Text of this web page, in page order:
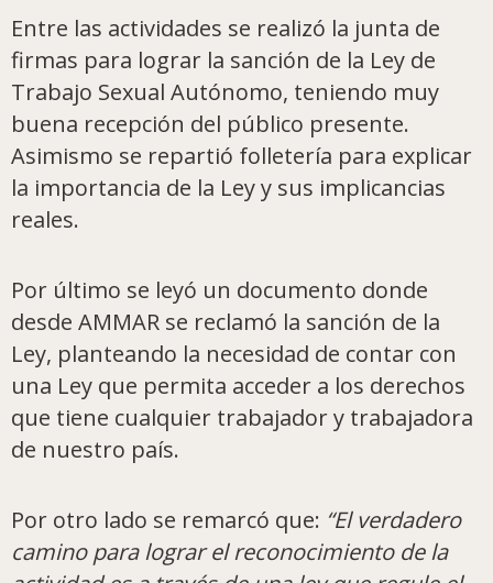
Entre las actividades se realizó la junta de
firmas para lograr la sanción de la Ley de
Trabajo Sexual Autónomo, teniendo muy
buena recepción del público presente.
Asimismo se repartió folletería para explicar
la importancia de la Ley y sus implicancias
reales.
Por último se leyó un documento donde
desde AMMAR se reclamó la sanción de la
Ley, planteando la necesidad de contar con
una Ley que permita acceder a los derechos
que tiene cualquier trabajador y trabajadora
de nuestro país.
Por otro lado se remarcó que: “El verdadero
camino para lograr el reconocimiento de la